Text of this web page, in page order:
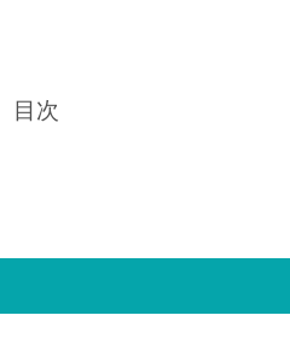
目次